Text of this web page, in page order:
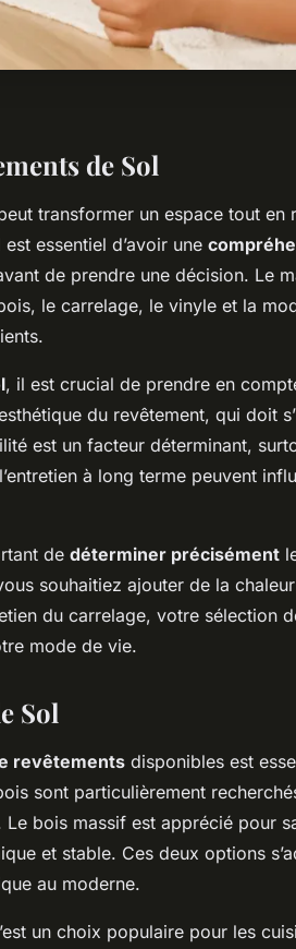
de Sol
transformer un espace tout en
essentiel d’avoir une
de prendre une décision. Le
le carrelage, le vinyle et la
, il est crucial de prendre en
du revêtement, qui doit
est un facteur déterminant,
à long terme peuvent
de déterminer précisément
souhaitiez ajouter de la
du carrelage, votre sélection
mode de vie.
Sol
revêtements disponibles est
sont particulièrement
Le bois massif est apprécié pour
et stable. Ces deux options
au moderne.
un choix populaire pour les